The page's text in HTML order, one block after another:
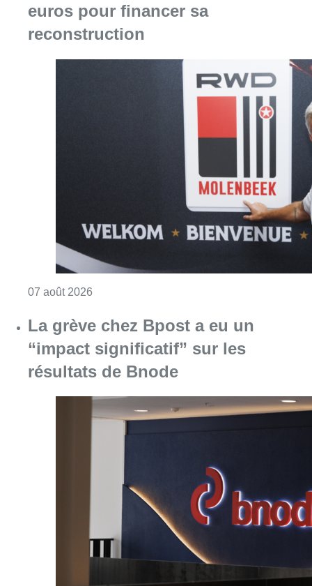
euros pour financer sa
reconstruction
07 août 2026
La grève chez Bpost a eu un
“impact significatif” sur les
résultats de Bnode